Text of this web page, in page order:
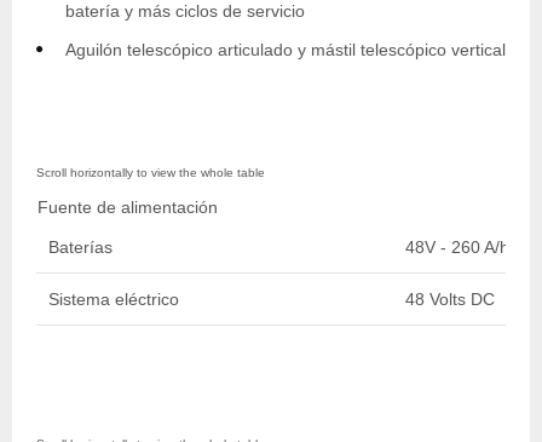
batería y más ciclos de servicio
Aguilón telescópico articulado y mástil telescópico vertical
Fuente de alimentación
Baterías 48V - 260 A/h
Sistema eléctrico 48 Volts DC